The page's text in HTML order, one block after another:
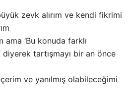
zevk alırım ve kendi fikrimi
ama ‘Bu konuda farklı
diyerek tartışmayı bir an önce
ve yanılmış olabileceğimi